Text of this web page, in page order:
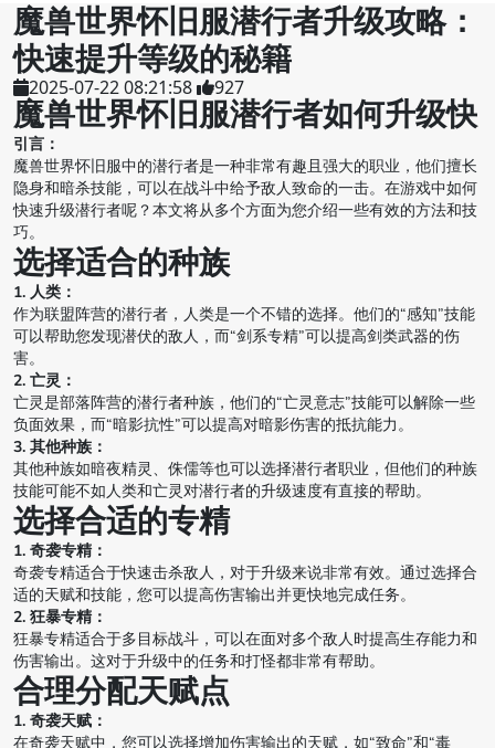
魔兽世界怀旧服潜行者升级攻略：
快速提升等级的秘籍
2025-07-22 08:21:58 927
魔兽世界怀旧服潜行者如何升级快
引言：
魔兽世界怀旧服中的潜行者是一种非常有趣且强大的职业，他们擅长
隐身和暗杀技能，可以在战斗中给予敌人致命的一击。在游戏中如何
快速升级潜行者呢？本文将从多个方面为您介绍一些有效的方法和技
巧。
选择适合的种族
1. 人类：
作为联盟阵营的潜行者，人类是一个不错的选择。他们的“感知”技能
可以帮助您发现潜伏的敌人，而“剑系专精”可以提高剑类武器的伤
害。
2. 亡灵：
亡灵是部落阵营的潜行者种族，他们的“亡灵意志”技能可以解除一些
负面效果，而“暗影抗性”可以提高对暗影伤害的抵抗能力。
3. 其他种族：
其他种族如暗夜精灵、侏儒等也可以选择潜行者职业，但他们的种族
技能可能不如人类和亡灵对潜行者的升级速度有直接的帮助。
选择合适的专精
1. 奇袭专精：
奇袭专精适合于快速击杀敌人，对于升级来说非常有效。通过选择合
适的天赋和技能，您可以提高伤害输出并更快地完成任务。
2. 狂暴专精：
狂暴专精适合于多目标战斗，可以在面对多个敌人时提高生存能力和
伤害输出。这对于升级中的任务和打怪都非常有帮助。
合理分配天赋点
1. 奇袭天赋：
在奇袭天赋中，您可以选择增加伤害输出的天赋，如“致命”和“毒